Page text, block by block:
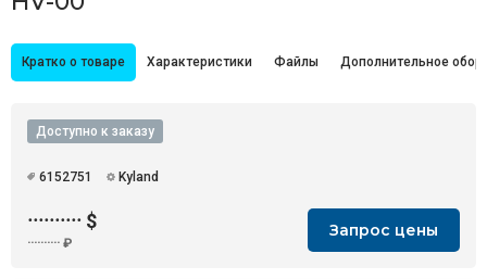
Кратко о товаре Характеристики Файлы Дополнительное
Доступно к заказу
6152751 Kyland
·········· $
·········· ₽
Запрос цены